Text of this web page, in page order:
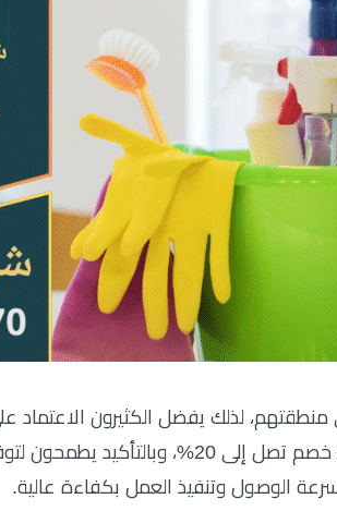
لذلك يفضل الكثيرون الاعتماد
. كما يسعون للحصول على أعلى نسبة خصم تصل إلى 20%،
الوصول وتنفيذ العمل بكفاءة عالية.